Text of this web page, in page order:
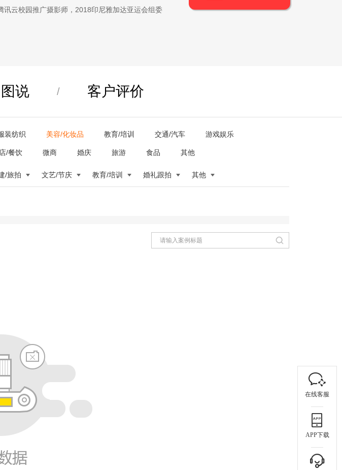
云校园推广摄影师，2018印尼雅加达亚运会组委
说 / 客户评价
装纺织 美容/化妆品 教育/培训 交通/汽车 游戏娱乐
/餐饮 微商 婚庆 旅游 食品 其他
/旅拍 文艺/节庆 教育/培训 婚礼跟拍 其他
在线客服
APP下载